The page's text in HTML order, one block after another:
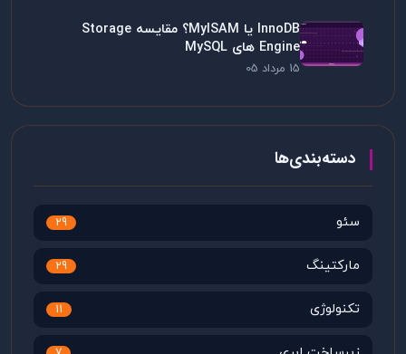
InnoDB یا MyISAM؟ مقایسه Storage
Engine های MySQL
15 مرداد 05
دسته‌بندی‌ها
سئو 29
مارکتینگ 29
تکنولوژی 11